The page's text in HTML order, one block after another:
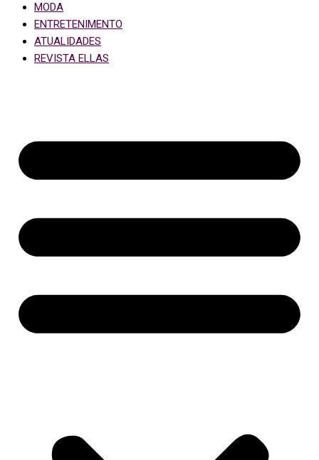
MODA
ENTRETENIMENTO
ATUALIDADES
REVISTA ELLAS